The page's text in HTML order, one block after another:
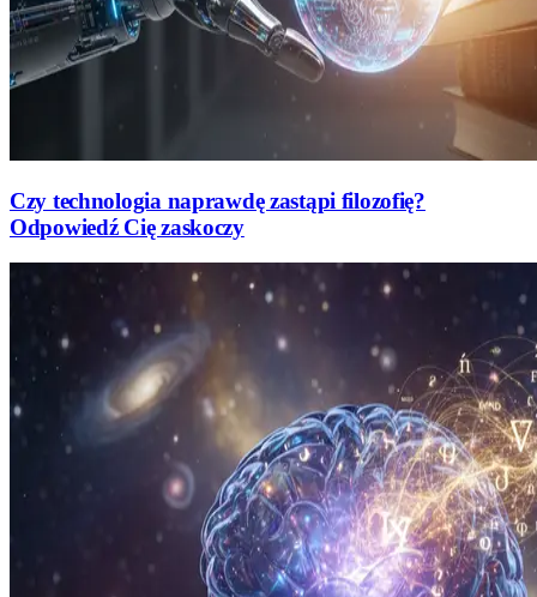
Czy technologia naprawdę zastąpi filozofię?
Odpowiedź Cię zaskoczy